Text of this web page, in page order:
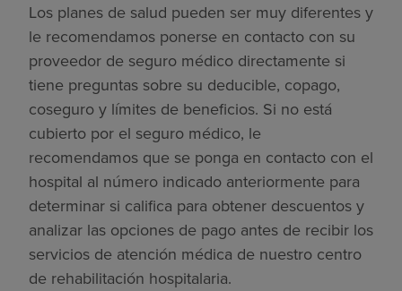
Los planes de salud pueden ser muy diferentes y
le recomendamos ponerse en contacto con su
proveedor de seguro médico directamente si
tiene preguntas sobre su deducible, copago,
coseguro y límites de beneficios. Si no está
cubierto por el seguro médico, le
recomendamos que se ponga en contacto con el
hospital al número indicado anteriormente para
determinar si califica para obtener descuentos y
analizar las opciones de pago antes de recibir los
servicios de atención médica de nuestro centro
de rehabilitación hospitalaria.